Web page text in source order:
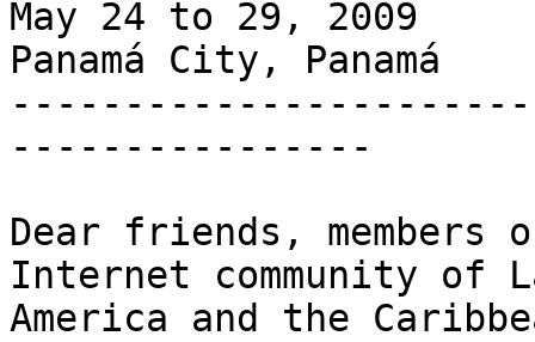
May 24 to 29, 2009
Panamá City, Panamá
----------------
Dear friends, members
Internet community of
America and the